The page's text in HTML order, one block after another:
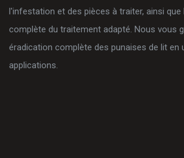
l'infestation et des pièces à traiter, ainsi que
complète du traitement adapté. Nous vous
éradication complète des punaises de lit en
applications.